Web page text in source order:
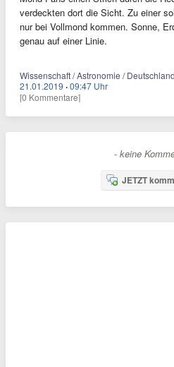
verdeckten dort die Sicht. Zu einer
nur bei Vollmond kommen. Sonne,
genau auf einer Linie.
Wissenschaft / Astronomie / Deutschland
21.01.2019 ·09:47 Uhr
[0 Kommentare]
- keine
JETZT